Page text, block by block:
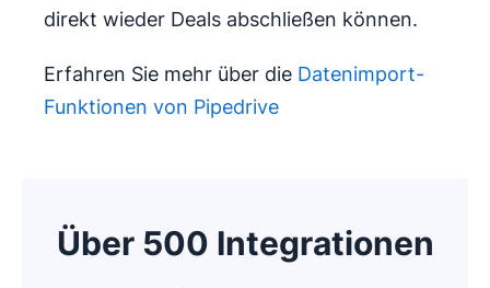
direkt wieder Deals abschließen können.
Erfahren Sie mehr über die Datenimport-
Funktionen von Pipedrive
Über 500 Integrationen